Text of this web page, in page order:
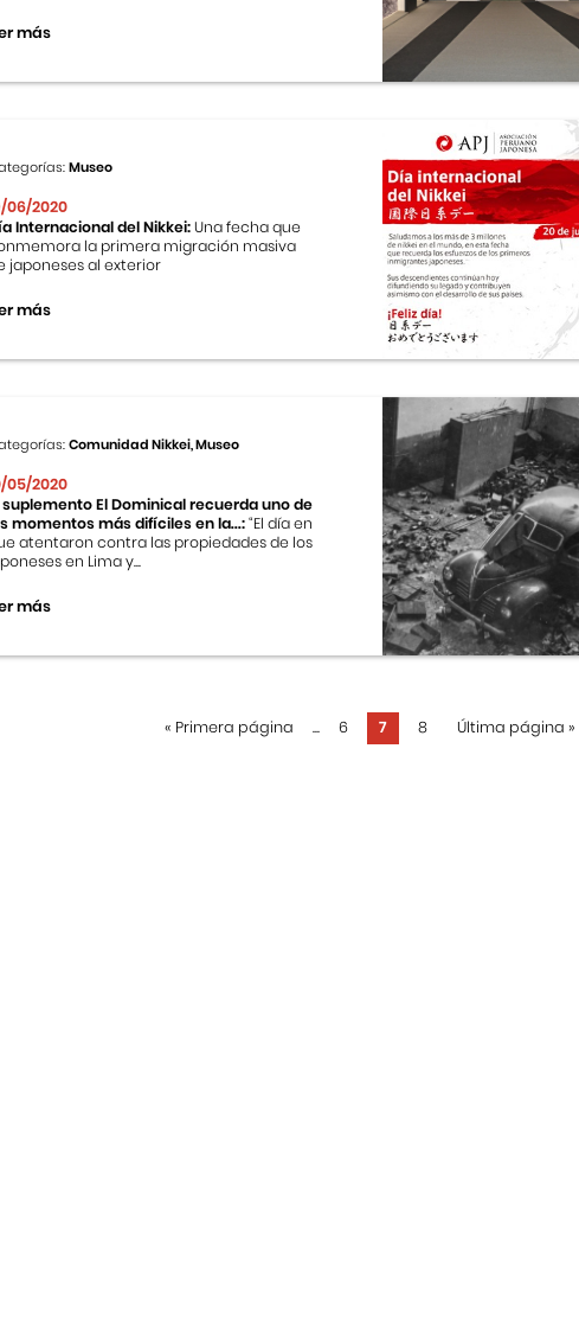
más
Museo
06/2020
Internacional del Nikkei:Una fecha que
la primera migración masiva
japoneses al exterior
más
Comunidad Nikkei, Museo
05/2020
suplemento El Dominical recuerda uno de
momentos más difíciles en la...:“El día en
atentaron contra las propiedades de los
en Lima y...
más
« Primera página ... 6 7 8 Última página »